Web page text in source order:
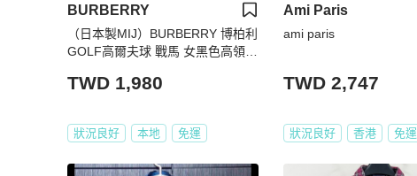
BURBERRY
（日本製MIJ）BURBERRY 博柏利
GOLF高爾夫球 戰馬 女黑色高領長
TWD 1,980
狀況良好 本地 免運
Ami Paris
ami paris
TWD 2,747
狀況良好 香港 免運